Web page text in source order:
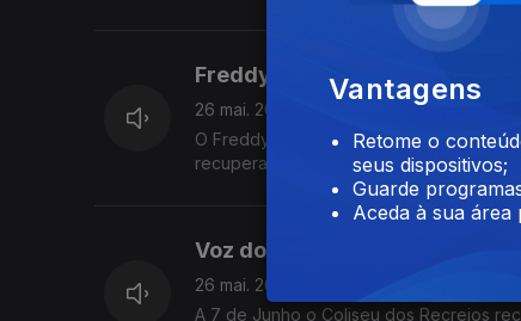
Freddy Locks
26 mai. 2024
O Freddy Locks comemora 20 anos de
recupera alguns dos seus maiores
Voz do Compositor
26 mai. 2024
A 7 de Junho o Coliseu dos Recreios
Vantagens
Retome o
seus dispositivos;
Guarde
Aceda à sua área